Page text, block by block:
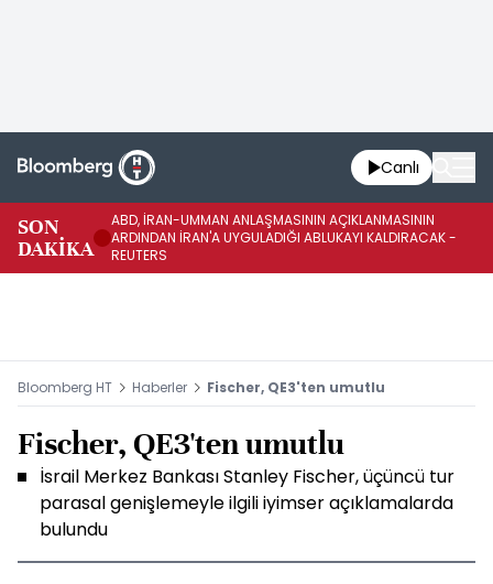
Canlı
SON
DAKİKA
ABD, İRAN-UMMAN ANLAŞMASININ AÇIKLANMASININ
ARDINDAN İRAN'A UYGULADIĞI ABLUKAYI KALDIRACAK -
REUTERS
Bloomberg HT Haberler Fischer, QE3'ten umutlu
Fischer, QE3'ten umutlu
İsrail Merkez Bankası Stanley Fischer, üçüncü tur
parasal genişlemeyle ilgili iyimser açıklamalarda
bulundu